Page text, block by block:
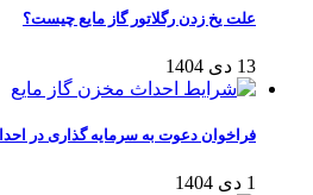
علت یخ زدن رگلاتور گاز مایع چیست؟
13 دی 1404
فراخوان دعوت به سرمایه‌ گذاری در
1 دی 1404